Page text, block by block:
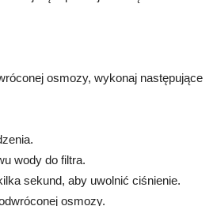
osmozy, wykonaj następujące
wody do filtra.
sekund, aby uwolnić ciśnienie.
osmozy.